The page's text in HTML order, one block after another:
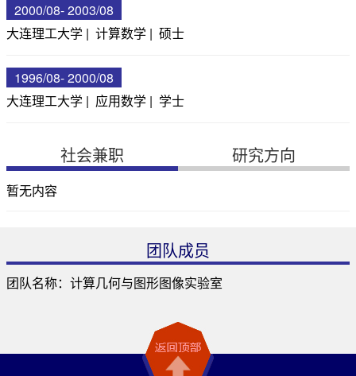
2000/08- 2003/08
大连理工大学 | 计算数学 | 硕士
1996/08- 2000/08
大连理工大学 | 应用数学 | 学士
社会兼职 研究方向
暂无内容
团队成员
团队名称：计算几何与图形图像实验室